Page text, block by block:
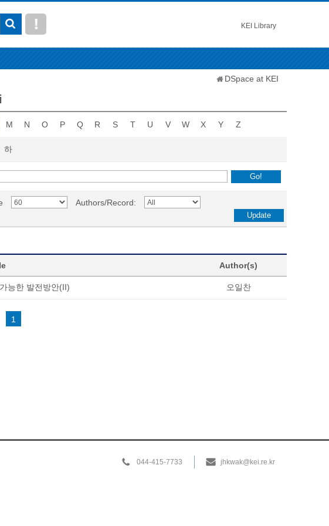
KEI Library
DSpace at KEI
M N O P Q R S T U V W X Y Z
하
Authors/Record:
Author(s)
능한 발전방안(II) 오일찬
1
044-415-7733 jhkwak@kei.re.kr